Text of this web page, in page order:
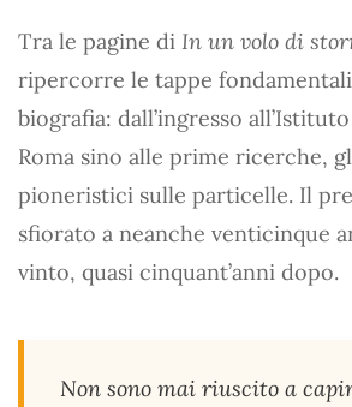
Tra le pagine di In un volo di
ripercorre le tappe
biografia: dall’ingresso
Roma sino alle prime ricerche,
pioneristici sulle particelle. Il
sfiorato a neanche venticinque
vinto, quasi cinquant’anni dopo.
Non sono mai riuscito a